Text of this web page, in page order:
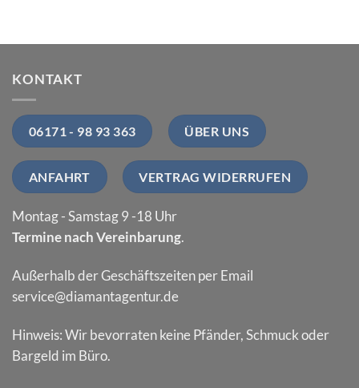
KONTAKT
06171 - 98 93 363 ÜBER UNS
ANFAHRT VERTRAG WIDERRUFEN
Montag - Samstag 9 -18 Uhr
Termine nach Vereinbarung.
Außerhalb der Geschäftszeiten per Email
service@diamantagentur.de
Hinweis: Wir bevorraten keine Pfänder, Schmuck oder
Bargeld im Büro.